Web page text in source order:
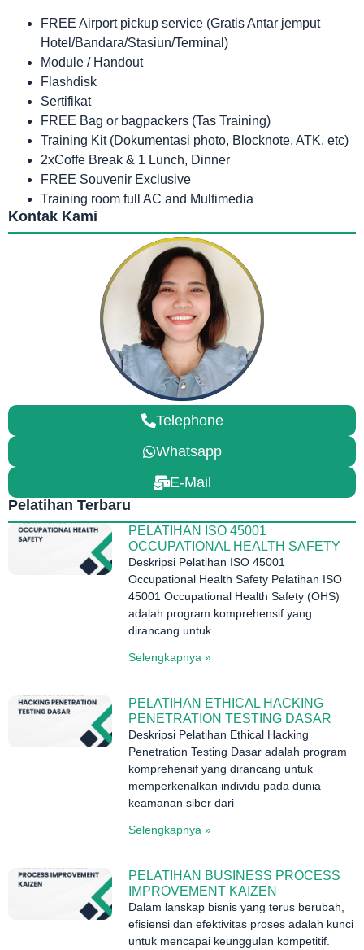
FREE Airport pickup service (Gratis Antar jemput
Hotel/Bandara/Stasiun/Terminal)
Module / Handout
Flashdisk
Sertifikat
FREE Bag or bagpackers (Tas Training)
Training Kit (Dokumentasi photo, Blocknote, ATK, etc)
2xCoffe Break & 1 Lunch, Dinner
FREE Souvenir Exclusive
Training room full AC and Multimedia
Kontak Kami
Telephone
Whatsapp
E-Mail
Pelatihan Terbaru
PELATIHAN ISO 45001
OCCUPATIONAL HEALTH SAFETY
Deskripsi Pelatihan ISO 45001
Occupational Health Safety Pelatihan ISO
45001 Occupational Health Safety (OHS)
adalah program komprehensif yang
dirancang untuk
Selengkapnya »
PELATIHAN ETHICAL HACKING
PENETRATION TESTING DASAR
Deskripsi Pelatihan Ethical Hacking
Penetration Testing Dasar adalah program
komprehensif yang dirancang untuk
memperkenalkan individu pada dunia
keamanan siber dari
Selengkapnya »
PELATIHAN BUSINESS PROCESS
IMPROVEMENT KAIZEN
Dalam lanskap bisnis yang terus berubah,
efisiensi dan efektivitas proses adalah kunci
untuk mencapai keunggulan kompetitif.